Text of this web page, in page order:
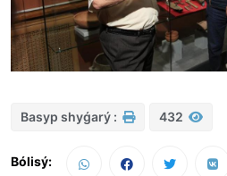
Basyp shyǵarý : 432
Bólisý: